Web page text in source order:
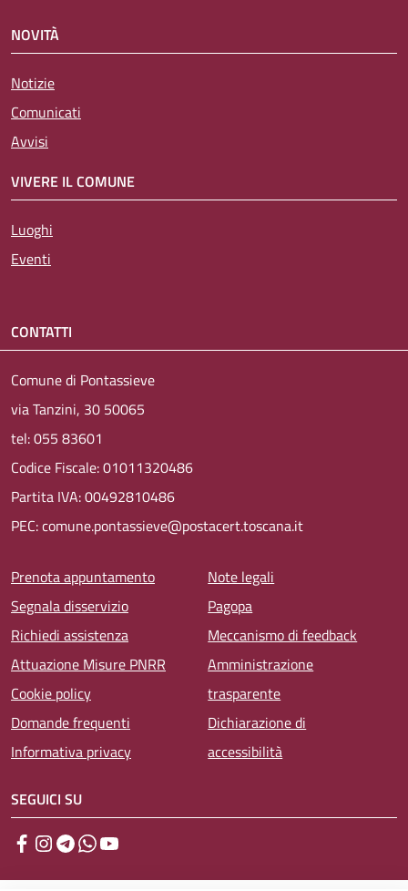
NOVITÀ
Notizie
Comunicati
Avvisi
VIVERE IL COMUNE
Luoghi
Eventi
CONTATTI
Comune di Pontassieve
via Tanzini, 30 50065
tel: 055 83601
Codice Fiscale: 01011320486
Partita IVA: 00492810486
PEC: comune.pontassieve@postacert.toscana.it
Menu piè di pagina
Prenota appuntamento
Segnala disservizio
Richiedi assistenza
Attuazione Misure PNRR
Cookie policy
Domande frequenti
Informativa privacy
Note legali
Pagopa
Meccanismo di feedback
Amministrazione
trasparente
Dichiarazione di
accessibilità
SEGUICI SU
Facebook
Instagram
TelegramWhatsApp